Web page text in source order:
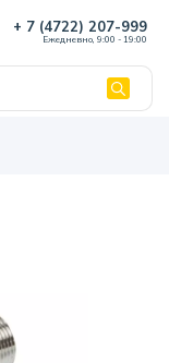
+ 7 (4722) 207-999
Ежедневно, 9:00 - 19:00